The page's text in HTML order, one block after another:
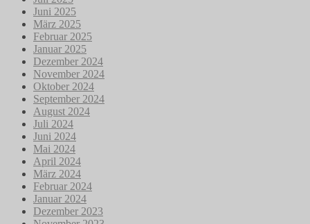
Juni 2025
März 2025
Februar 2025
Januar 2025
Dezember 2024
November 2024
Oktober 2024
September 2024
August 2024
Juli 2024
Juni 2024
Mai 2024
April 2024
März 2024
Februar 2024
Januar 2024
Dezember 2023